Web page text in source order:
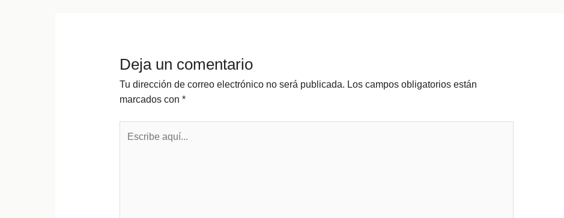
Deja un comentario
Tu dirección de correo electrónico no será publicada. Los campos obligatorios están
marcados con *
aquí...